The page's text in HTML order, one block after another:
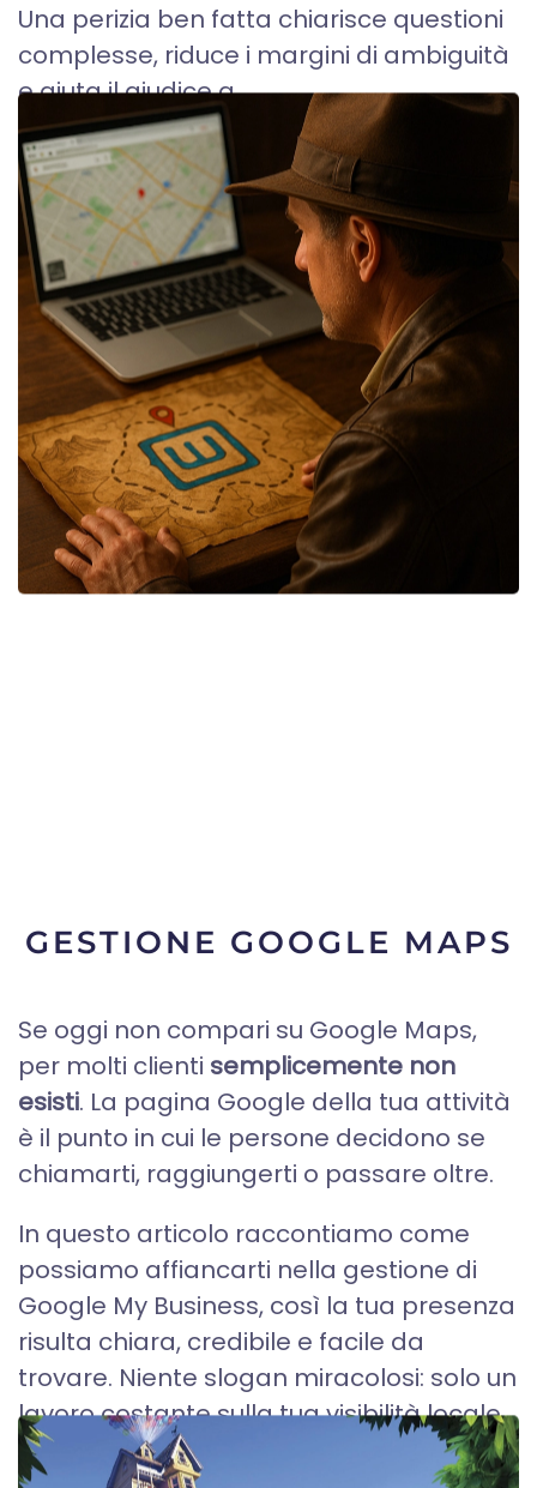
Una perizia ben fatta chiarisce questioni
complesse, riduce i margini di ambiguità
e aiuta il giudice a...
SCOPRI DI PIÙ
GESTIONE GOOGLE MAPS
Se oggi non compari su Google Maps,
per molti clienti semplicemente non
esisti. La pagina Google della tua attività
è il punto in cui le persone decidono se
chiamarti, raggiungerti o passare oltre.
In questo articolo raccontiamo come
possiamo affiancarti nella gestione di
Google My Business, così la tua presenza
risulta chiara, credibile e facile da
trovare. Niente slogan miracolosi: solo un
lavoro costante sulla tua visibilità locale...